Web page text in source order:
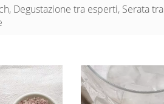
Degustazione tra esperti, Serata tra